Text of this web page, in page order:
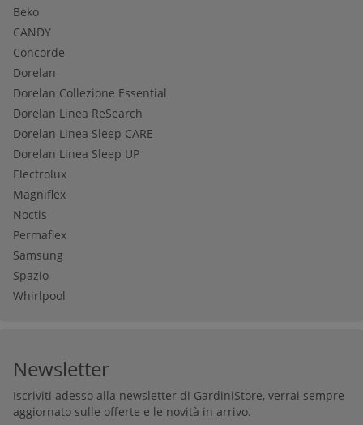
Beko
CANDY
Concorde
Dorelan
Dorelan Collezione Essential
Dorelan Linea ReSearch
Dorelan Linea Sleep CARE
Dorelan Linea Sleep UP
Electrolux
Magniflex
Noctis
Permaflex
Samsung
Spazio
Whirlpool
Newsletter
Iscriviti adesso alla newsletter di GardiniStore, verrai sempre
aggiornato sulle offerte e le novità in arrivo.